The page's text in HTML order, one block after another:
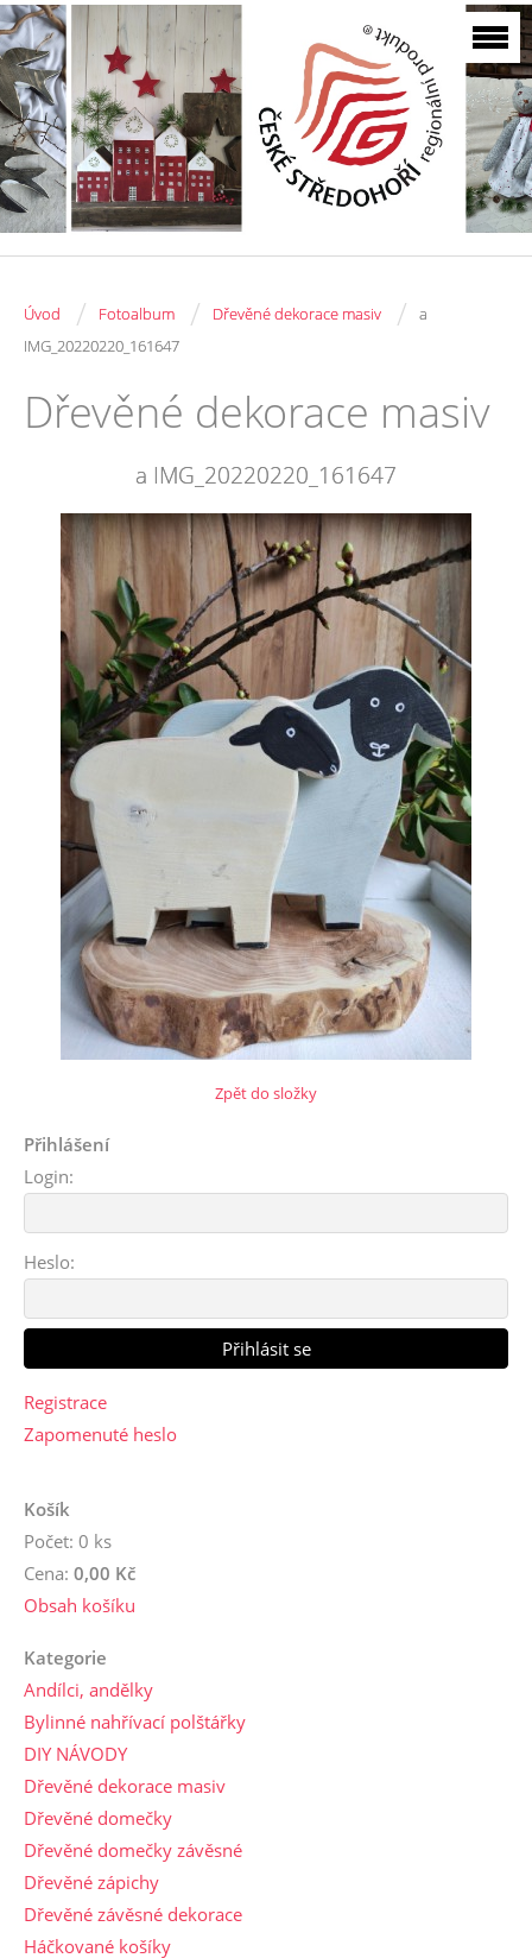
Úvod / Fotoalbum / Dřevěné dekorace masiv /
a
IMG_20220220_161647
Dřevěné dekorace masiv
a IMG_20220220_161647
Zpět do složky
Přihlášení
Login:
Heslo:
Registrace
Zapomenuté heslo
Košík
Počet: 0 ks
Cena: 0,00 Kč
Obsah košíku
Kategorie
Andílci, andělky
Bylinné nahřívací polštářky
DIY NÁVODY
Dřevěné dekorace masiv
Dřevěné domečky
Dřevěné domečky závěsné
Dřevěné zápichy
Dřevěné závěsné dekorace
Háčkované košíky